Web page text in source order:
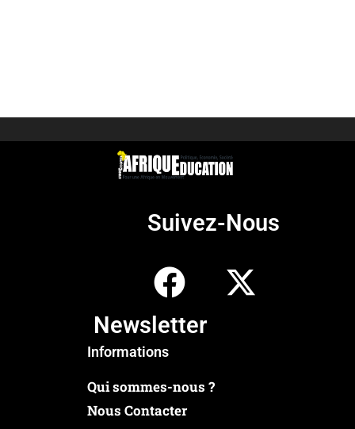
Suivez-Nous
Newsletter
Informations
Qui sommes-nous ?
Nous Contacter